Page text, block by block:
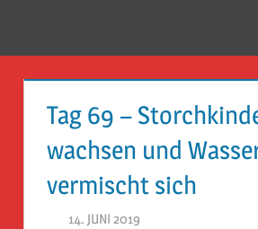
Guckloch
Herr
Geheimrat
Tag 69 –
wachsen und
vermischt sich
14. JUNI 2019